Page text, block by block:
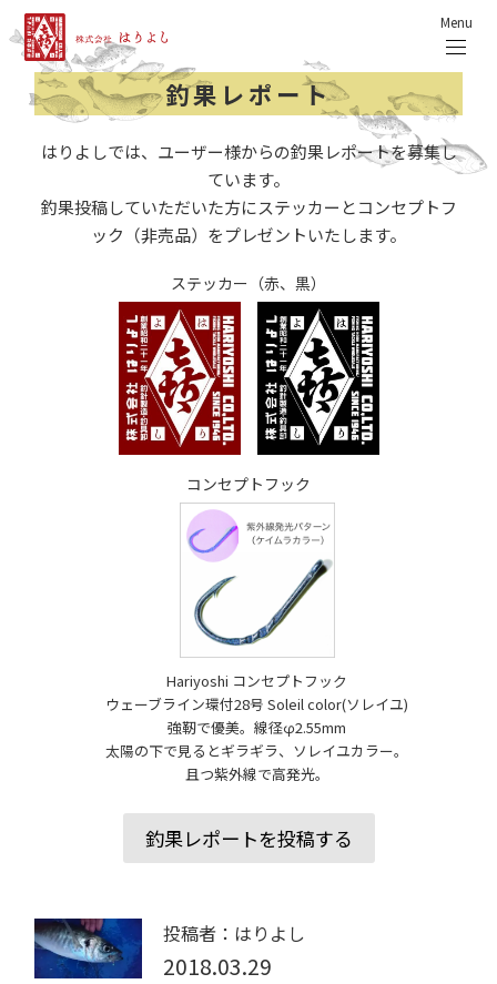
Menu
釣果レポート
はりよしでは、ユーザー様からの釣果レポートを募集し
ています。
釣果投稿していただいた方にステッカーとコンセプトフ
ック（非売品）をプレゼントいたします。
ステッカー（赤、黒）
コンセプトフック
Hariyoshi コンセプトフック
ウェーブライン環付28号 Soleil color(ソレイユ)
強靭で優美。線径φ2.55mm
太陽の下で見るとギラギラ、ソレイユカラー。
且つ紫外線で高発光。
釣果レポートを投稿する
投稿者：はりよし
2018.03.29